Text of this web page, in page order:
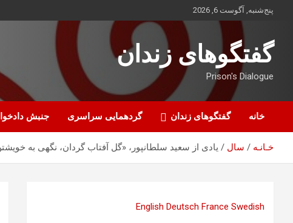
محتوا
پنج‌شنبه, آگوست 6, 2026
گفتگوهای زندان
Prison's Dialogue
خانه گفتگوهای زندان گردهمایی سراسری جنبش
خـانـه سال یادی از سعید سلطانپور، «گل آفتاب گردان، نگهی به
English Deutsch France Swedish